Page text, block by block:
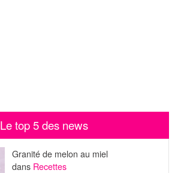
Le top 5 des news
Granité de melon au miel
dans Recettes